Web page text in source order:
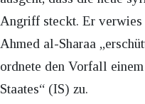
Angriff steckt. Er verwies
Ahmed al-Sharaa
ordnete den Vorfall
Staates“ (IS) zu.